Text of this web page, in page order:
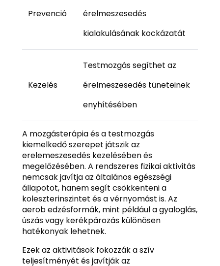
Prevenció
érelmeszesedés
kialakulásának kockázatát
Kezelés
Testmozgás segíthet az
érelmeszesedés tüneteinek
enyhítésében
A mozgásterápia és a testmozgás
kiemelkedő szerepet játszik az
erelemeszesedés kezelésében és
megelőzésében. A rendszeres fizikai aktivitás
nemcsak javítja az általános egészségi
állapotot, hanem segít csökkenteni a
koleszterinszintet és a vérnyomást is. Az
aerob edzésformák, mint például a gyaloglás,
úszás vagy kerékpározás különösen
hatékonyak lehetnek.
Ezek az aktivitások fokozzák a szív
teljesítményét és javítják az